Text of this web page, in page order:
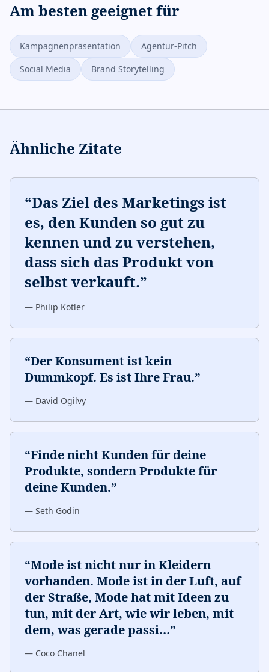
Am besten geeignet für
Kampagnenpräsentation
Agentur-Pitch
Social Media
Brand Storytelling
Ähnliche Zitate
“Das Ziel des Marketings ist
es, den Kunden so gut zu
kennen und zu verstehen,
dass sich das Produkt von
selbst verkauft.”
— Philip Kotler
“Der Konsument ist kein
Dummkopf. Es ist Ihre Frau.”
— David Ogilvy
“Finde nicht Kunden für deine
Produkte, sondern Produkte für
deine Kunden.”
— Seth Godin
“Mode ist nicht nur in Kleidern
vorhanden. Mode ist in der Luft, auf
der Straße, Mode hat mit Ideen zu
tun, mit der Art, wie wir leben, mit
dem, was gerade passi…”
— Coco Chanel